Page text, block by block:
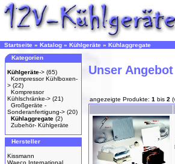
Startseite » Katalog » Kühlgeräte » Kühlaggregate
Kategorien
Kühlgeräte-> (65)
Kompressor Kühlboxen-
> (22)
Kompressor
Kühlschränke-> (21)
Großgeräte -
Sonderanfertigung-> (20)
Kühlaggregate (2)
Zubehör- Kühlgeräte
Hersteller
Kissmann
Waeco International
Unser Angebot
angezeigte Produkte: 1 bis 2